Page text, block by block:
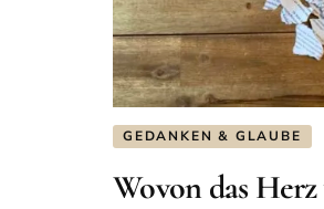
GEDANKEN & GLAUBE
Wovon das